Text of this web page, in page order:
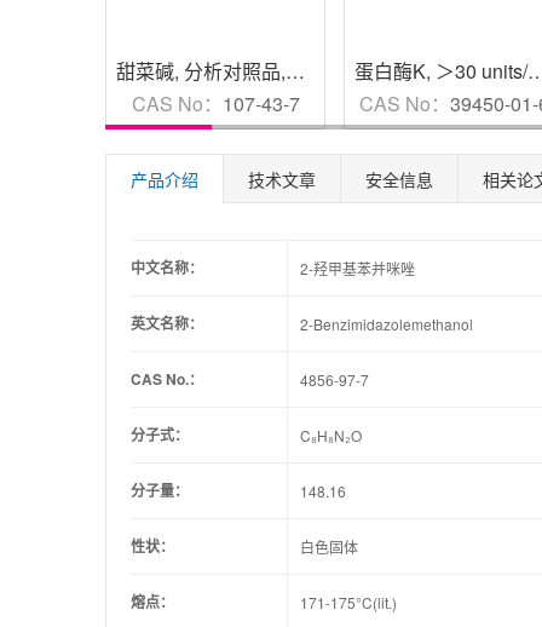
甜菜碱, 分析对照品,HPLC≥98%
CAS No： 107-43-7
蛋白酶K, ＞30 units/mg
CAS No： 39450-
产品介绍 技术文章 安全信息 相关论
中文名称： 2-羟甲基苯并咪唑
英文名称： 2-Benzimidazolemethanol
CAS No.： 4856-97-7
分子式： C₈H₈N₂O
分子量： 148.16
性状： 白色固体
熔点： 171-175°C(lit.)